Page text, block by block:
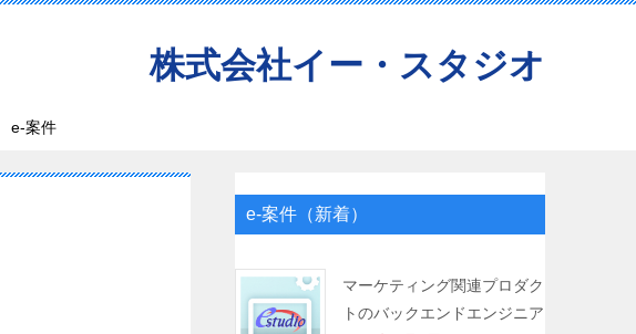
株式会社イー・スタジオ
e-案件
e-案件（新着）
マーケティング関連プロダク
トのバックエンドエンジニア